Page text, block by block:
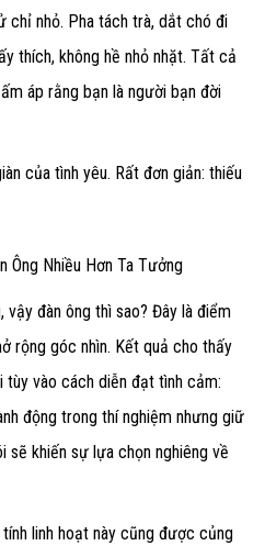
chỉ nhỏ. Pha tách trà, dắt chó đi
thích, không hề nhỏ nhặt. Tất cả
áp rằng bạn là người bạn đời
của tình yêu. Rất đơn giản: thiếu
Ông Nhiều Hơn Ta Tưởng
vậy đàn ông thì sao? Đây là điểm
rộng góc nhìn. Kết quả cho thấy
tùy vào cách diễn đạt tình cảm:
động trong thí nghiệm nhưng giữ
sẽ khiến sự lựa chọn nghiêng về
linh hoạt này cũng được củng